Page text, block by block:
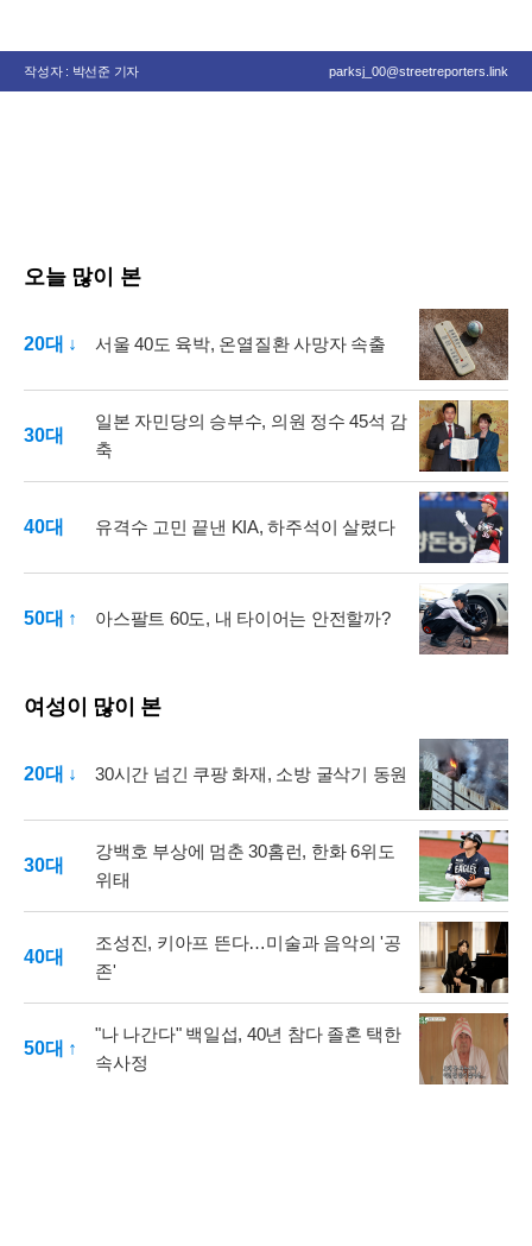
작성자 : 박선준 기자 parksj_00@streetreporters.link
오늘 많이 본
20대 ↓ 서울 40도 육박, 온열질환 사망자 속출
30대
일본 자민당의 승부수, 의원 정수 45석 감
축
40대 유격수 고민 끝낸 KIA, 하주석이 살렸다
50대 ↑ 아스팔트 60도, 내 타이어는 안전할까?
여성이 많이 본
20대 ↓ 30시간 넘긴 쿠팡 화재, 소방 굴삭기 동원
30대
강백호 부상에 멈춘 30홈런, 한화 6위도
위태
40대
조성진, 키아프 뜬다…미술과 음악의 '공
존'
50대 ↑
"나 나간다" 백일섭, 40년 참다 졸혼 택한
속사정